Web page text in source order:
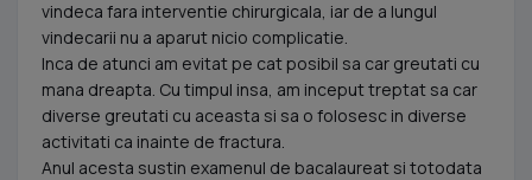
vindeca fara interventie chirurgicala, iar de a lungul
vindecarii nu a aparut nicio complicatie.
Inca de atunci am evitat pe cat posibil sa car greutati cu
mana dreapta. Cu timpul insa, am inceput treptat sa car
diverse greutati cu aceasta si sa o folosesc in diverse
activitati ca inainte de fractura.
Anul acesta sustin examenul de bacalaureat si totodata